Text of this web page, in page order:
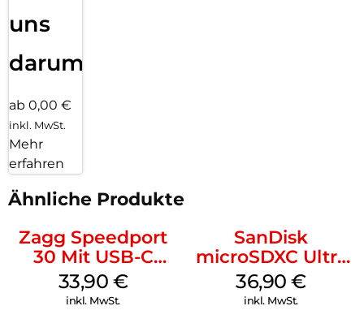
uns
darum!
ab 0,00 €
inkl. MwSt.
Mehr
erfahren
Ähnliche Produkte
Zagg Speedport
30 Mit USB-C
Kabel Weiß
33,90 €
inkl. MwSt.
SanDisk
microSDXC Ultra
128 GB + Adapter
Mobile
36,90€
inkl. MwSt.